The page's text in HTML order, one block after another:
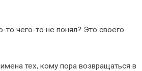
то чего-то не понял? Это своего
тех, кому пора возвращаться в